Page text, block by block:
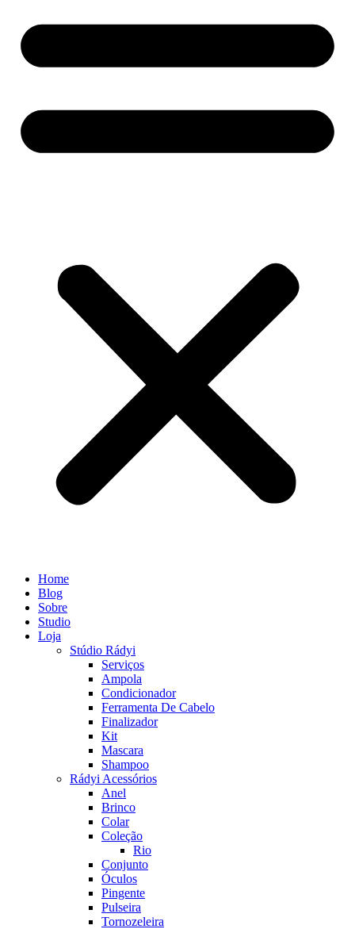
Home
Blog
Sobre
Studio
Loja
Stúdio Rádyi
Serviços
Ampola
Condicionador
Ferramenta De Cabelo
Finalizador
Kit
Mascara
Shampoo
Rádyi Acessórios
Anel
Brinco
Colar
Coleção
Rio
Conjunto
Óculos
Pingente
Pulseira
Tornozeleira